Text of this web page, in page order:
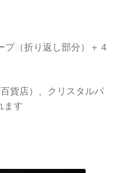
（折り返し部分）＋４
貨店）、クリスタルパ
ます